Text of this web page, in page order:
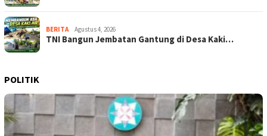
BERITA Agustus 4, 2026
TNI Bangun Jembatan Gantung di Desa Kaki…
POLITIK